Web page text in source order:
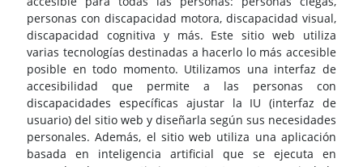
personas con discapacidad motora, discapacidad visual,
discapacidad cognitiva y más. Este sitio web utiliza
varias tecnologías destinadas a hacerlo lo más accesible
posible en todo momento. Utilizamos una interfaz de
accesibilidad que permite a las personas con
discapacidades específicas ajustar la IU (interfaz de
usuario) del sitio web y diseñarla según sus necesidades
personales. Además, el sitio web utiliza una aplicación
basada en inteligencia artificial que se ejecuta en